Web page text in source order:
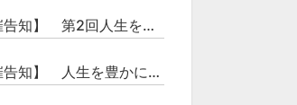
【イベント開催告知】 第2回人生を豊かにする「本の力」を学ぶ会
【イベント開催告知】 人生を豊かにする「本の力」を学ぶ会